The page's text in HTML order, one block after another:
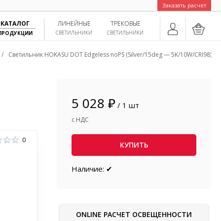
Заказать расчет
ТРЕКОВЫЕ
СВЕТИЛЬНИКИ
ЛИНЕЙНЫЕ
СВЕТИЛЬНИКИ
КАТАЛОГ
/ Светильник HOKASU DOT Edgeless noPS (Silver/15deg — 5K/10W/CRI98)
0
5 028 ₽ / 1 шт
с НДС
КУПИТЬ
Наличие: ✔
ONLINE РАСЧЕТ ОСВЕЩЕННОСТИ